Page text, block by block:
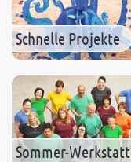
Schnelle Projekte
Sommer-Werkstatt